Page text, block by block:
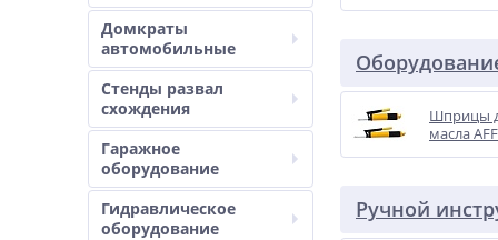
Домкраты
автомобильные
Стенды развал
схождения
Гаражное
оборудование
Гидравлическое
оборудование
Шприцы
масла
Ручной